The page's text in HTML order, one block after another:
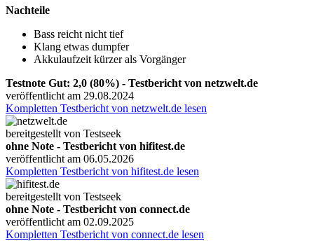
Nachteile
Bass reicht nicht tief
Klang etwas dumpfer
Akkulaufzeit kürzer als Vorgänger
Testnote Gut: 2,0 (80%) - Testbericht von netzwelt.de
veröffentlicht am 29.08.2024
Kompletten Testbericht von netzwelt.de lesen
bereitgestellt von Testseek
ohne Note - Testbericht von hifitest.de
veröffentlicht am 06.05.2026
Kompletten Testbericht von hifitest.de lesen
bereitgestellt von Testseek
ohne Note - Testbericht von connect.de
veröffentlicht am 02.09.2025
Kompletten Testbericht von connect.de lesen